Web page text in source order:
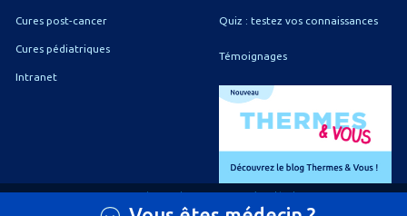
Cures post-cancer
Cures pédiatriques
Intranet
Quiz : testez vos connaissances
Témoignages